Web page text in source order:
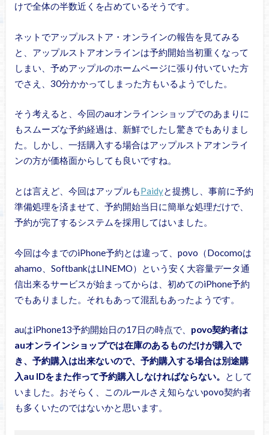
けで全体の半数近くを占めているそうです。
ネットでアップルストア・オンラインの報告を見てみる
と、アップルストアオンラインは予約開始当初重くなって
しまい、予めアップルのホームページに張り付いていた方
でさえ、30分かかってしまった方もいるようでした。
そう考えると、今回のauオンラインショップでのあまりに
もスムーズな予約経過は、新鮮でしたし驚きでもありまし
た。しかし、一括購入する場合はアップルストアオンライ
ンの方が価格面からしても良いですね。
とは言えど、今回はアップルもPaidyと提携し、事前に予約
準備処理を済ませて、予約開始当日に簡単な処理だけで、
予約が完了するシステムを採用してはいました。
今回は今までのiPhone予約とは違って、povo（Docomoは
ahamo、SoftbankはLINEMO）という安く大容量データ通
信出来るサービスが始まってからは、初めてのiPhone予約
でもありました。それもあって混乱もあったようです。
auはiPhone13予約開始日の17日の時点で、 povo契約者は
auオンラインショップでは在庫のあるものだけが購入で
き、予約購入は出来ないので、予約購入する場合は別途購
入au IDをまた作って予約購入しなければならない。
として
いました。おそらく、このルールさえ知らないpovo契約者
も多くいたのではないかと思います。